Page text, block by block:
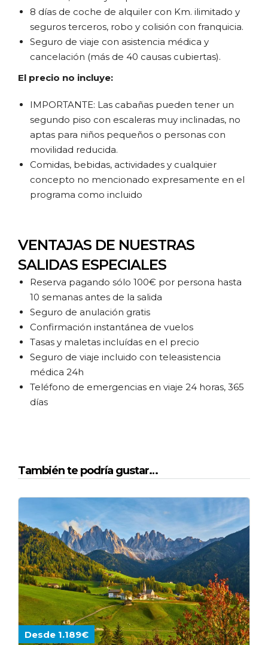
8 días de coche de alquiler con Km. ilimitado y
seguros terceros, robo y colisión con franquicia.
Seguro de viaje con asistencia médica y
cancelación (más de 40 causas cubiertas).
El precio no incluye:
IMPORTANTE: Las cabañas pueden tener un
segundo piso con escaleras muy inclinadas, no
aptas para niños pequeños o personas con
movilidad reducida.
Comidas, bebidas, actividades y cualquier
concepto no mencionado expresamente en el
programa como incluido
VENTAJAS DE NUESTRAS
SALIDAS ESPECIALES
Reserva pagando sólo 100€ por persona hasta
10 semanas antes de la salida
Seguro de anulación gratis
Confirmación instantánea de vuelos
Tasas y maletas incluídas en el precio
Seguro de viaje incluido con teleasistencia
médica 24h
Teléfono de emergencias en viaje 24 horas, 365
días
También te podría gustar…
Desde 1.189€